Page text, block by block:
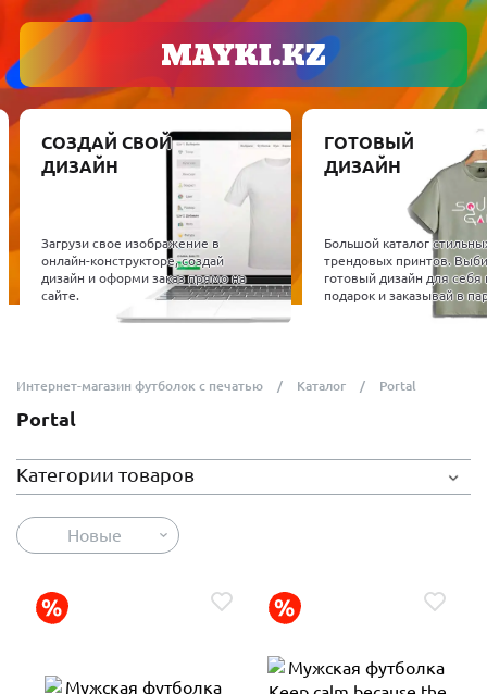
СОЗДАЙ СВОЙ
ДИЗАЙН
Загрузи свое изображение в
онлайн-конструкторе, создай
дизайн и оформи заказ прямо на
сайте.
ГОТОВЫЙ
ДИЗАЙН
Большой каталог
трендовых принтов.
готовый дизайн для себя
подарок и заказывай в
Интернет-магазин футболок с печатью Каталог Portal
Portal
Категории товаров
Новые